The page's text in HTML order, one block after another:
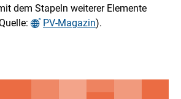
dem Stapeln weiterer Elemente
PV-Magazin).